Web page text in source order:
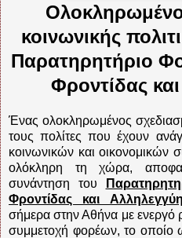
κοινωνικής
Παρατηρητήριο
Φροντίδας
Ένας ολοκληρωμένος
τους πολίτες που έχουν
κοινωνικών και
ολόκληρη τη χώρα,
συνάντηση του
Φροντίδας και
σήμερα στην Αθήνα με ενεργό
συμμετοχή φορέων, το οποίο